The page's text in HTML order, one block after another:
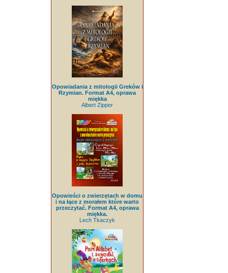
Opowiadania z mitologii Greków i
Rzymian. Format A4, oprawa
miękka
Albert Zipper
Opowieści o zwierzętach w domu
i na łące z morałem które warto
przeczytać. Format A4, oprawa
miękka.
Lech Tkaczyk